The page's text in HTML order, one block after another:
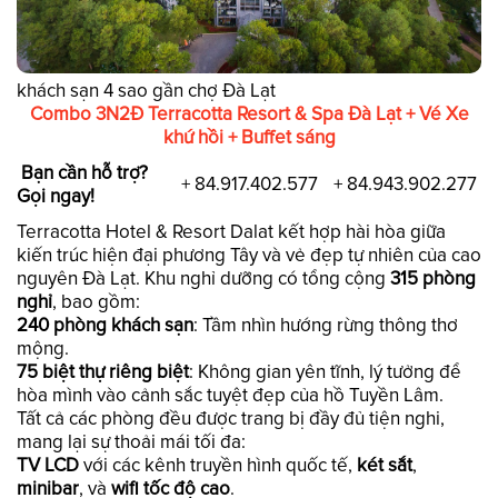
khách sạn 4 sao gần chợ Đà Lạt
Combo 3N2Đ Terracotta Resort & Spa Đà Lạt + Vé Xe
khứ hồi + Buffet sáng
Bạn cần hỗ trợ?
Gọi ngay!
+ 84.917.402.577 + 84.943.902.277
Terracotta Hotel & Resort Dalat kết hợp hài hòa giữa
kiến trúc hiện đại phương Tây và vẻ đẹp tự nhiên của cao
nguyên Đà Lạt. Khu nghỉ dưỡng có tổng cộng 315 phòng
nghỉ, bao gồm:
240 phòng khách sạn: Tầm nhìn hướng rừng thông thơ
mộng.
75 biệt thự riêng biệt: Không gian yên tĩnh, lý tưởng để
hòa mình vào cảnh sắc tuyệt đẹp của hồ Tuyền Lâm.
Tất cả các phòng đều được trang bị đầy đủ tiện nghi,
mang lại sự thoải mái tối đa:
TV LCDvới các kênh truyền hình quốc tế, két sắt,
minibar, và wifi tốc độ cao.